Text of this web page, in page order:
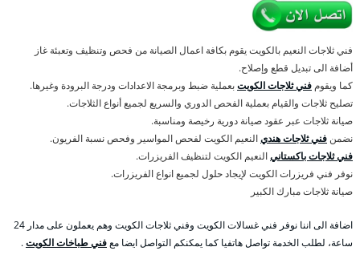
فني ثلاجات النعيم بالكويت يقوم بكافة اعمال الصيانة من فحص وتنظيف وتعبئة غاز
أضافة الى تبديل قطع وإصلاح.
كما ويقوم فني ثلاجات الكويتبعملية ضبط وبرمجة الاعدادات ودرجة البرودة وغيرها.
تصليح ثلاجات والقيام بعملية الفحص الدوري والسريع لجميع أنواع الثلاجات.
صيانة ثلاجات عبر عقود صيانة دورية رخيصة ومناسبة.
نضمن فني ثلاجات هنديالنعيم الكويت لفحص المواسير وفحص نسبة الفريون.
فني ثلاجات باكستانيالنعيم الكويت لتنظيف الفريزرات.
نوفر فني فريزرات الكويت لإيجاد حلول لجميع انواع الفريزرات.
صيانة ثلاجات مبارك الكبير
اضافة الى اننا نوفر فني غسالات الكويت وفني ثلاجات الكويت وهم يعملون على مدار 24
ساعة، لطلب الخدمة تواصل هاتفيا كما يمكنكم التواصل ايضا معفني طباخات الكويت.